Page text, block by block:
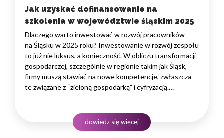
Jak uzyskać dofinansowanie na
szkolenia w województwie śląskim 2025
Dlaczego warto inwestować w rozwój pracowników
na Śląsku w 2025 roku? Inwestowanie w rozwój zespołu
to już nie luksus, a konieczność. W obliczu transformacji
gospodarczej, szczególnie w regionie takim jak Śląsk,
firmy muszą stawiać na nowe kompetencje, zwłaszcza
te związane z “zieloną gospodarką” i cyfryzacją.
do konkurowania na coraz bardziej wymagającym rynku.
To strategiczna decyzja, która buduje wartość firmy
dowiedz się więcej